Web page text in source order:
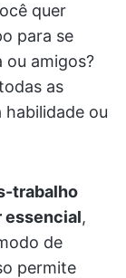
quer
para se
ou amigos?
as
ou
trabalho
essencial,
de
permite